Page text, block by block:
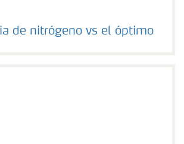
nitrógeno vs el óptimo
de nitrógeno vs el óptimo